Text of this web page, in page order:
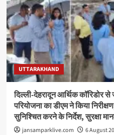
UTTARAKHAND
दिल्ली-देहरादून आर्थिक कॉरिडोर
परियोजना का डीएम ने किया
सुनिश्चित करने के निर्देश, सुरक्षा
jansamparklive.com 6 August